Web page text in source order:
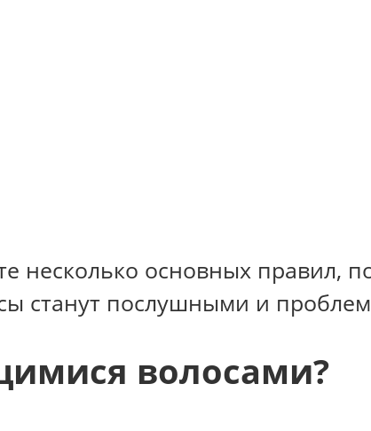
несколько основных правил,
станут послушными и
волосами?